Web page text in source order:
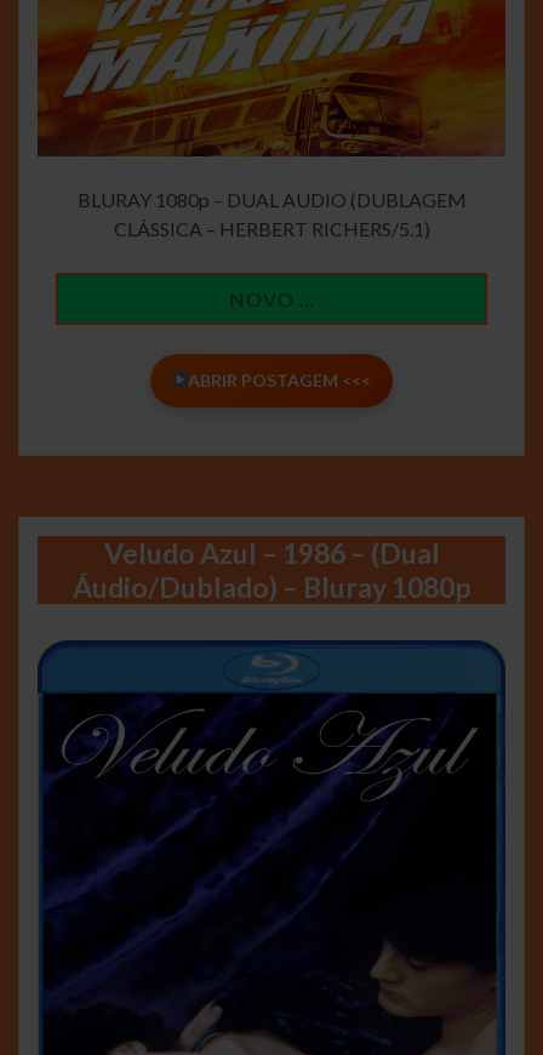
BLURAY 1080p – DUAL AUDIO (DUBLAGEM
CLÁSSICA – HERBERT RICHERS/5.1)
NOVO …
ABRIR POSTAGEM <<<
Veludo Azul – 1986 – (Dual
Áudio/Dublado) – Bluray 1080p